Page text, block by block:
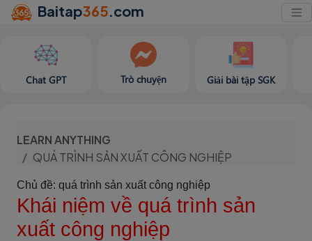
Baitap365.com
Chat GPT Trò chuyện Giải bài tập SGK
LEARN ANYTHING
QUÁ TRÌNH SẢN XUẤT CÔNG NGHIỆP
Chủ đề: quá trình sản xuất công nghiệp
Khái niệm về quá trình sản
xuất công nghiệp